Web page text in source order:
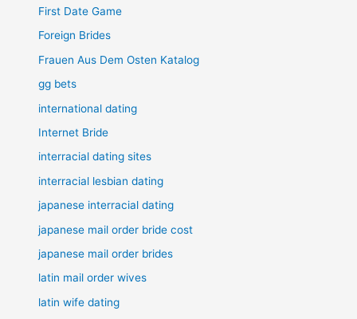
First Date Game
Foreign Brides
Frauen Aus Dem Osten Katalog
gg bets
international dating
Internet Bride
interracial dating sites
interracial lesbian dating
japanese interracial dating
japanese mail order bride cost
japanese mail order brides
latin mail order wives
latin wife dating